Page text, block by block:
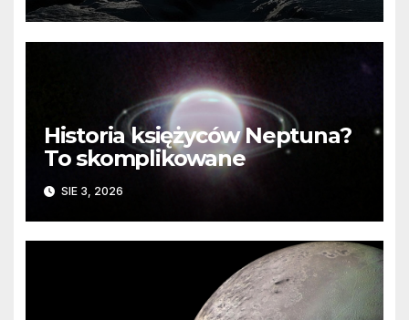
Historia księżyców Neptuna?
To skomplikowane
SIE 3, 2026